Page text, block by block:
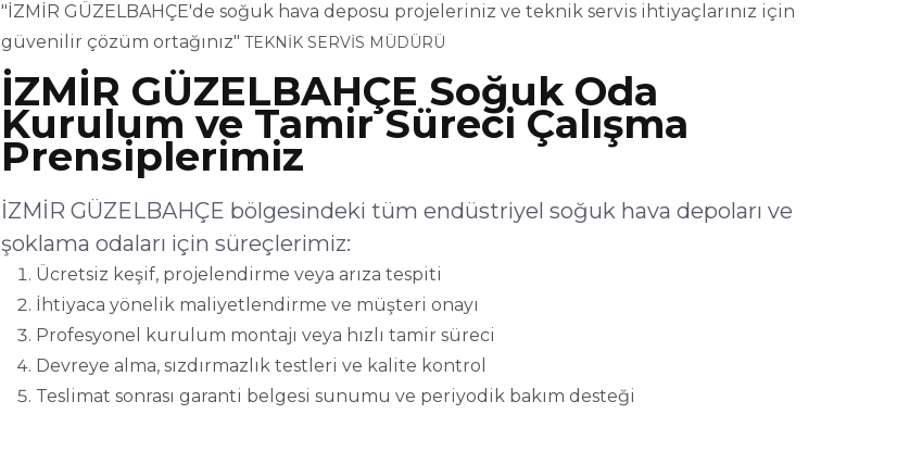
"İZMİR GÜZELBAHÇE'de soğuk hava deposu projeleriniz ve teknik servis ihtiyaçlarınız için
güvenilir çözüm ortağınız" TEKNİK SERVİS MÜDÜRÜ
İZMİR GÜZELBAHÇE Soğuk Oda
Kurulum ve Tamir Süreci Çalışma
Prensiplerimiz
İZMİR GÜZELBAHÇE bölgesindeki tüm endüstriyel soğuk hava depoları ve
şoklama odaları için süreçlerimiz:
Ücretsiz keşif, projelendirme veya arıza tespiti
İhtiyaca yönelik maliyetlendirme ve müşteri onayı
Profesyonel kurulum montajı veya hızlı tamir süreci
Devreye alma, sızdırmazlık testleri ve kalite kontrol
Teslimat sonrası garanti belgesi sunumu ve periyodik bakım desteği